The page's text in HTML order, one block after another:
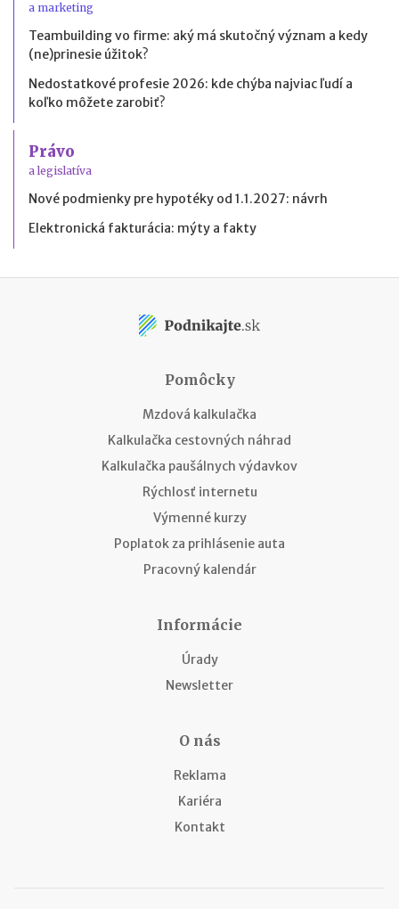
a marketing
Teambuilding vo firme: aký má skutočný význam a kedy
(ne)prinesie úžitok?
Nedostatkové profesie 2026: kde chýba najviac ľudí a
koľko môžete zarobiť?
Právo
a legislatíva
Nové podmienky pre hypotéky od 1.1.2027: návrh
Elektronická fakturácia: mýty a fakty
Pomôcky
Mzdová kalkulačka
Kalkulačka cestovných náhrad
Kalkulačka paušálnych výdavkov
Rýchlosť internetu
Výmenné kurzy
Poplatok za prihlásenie auta
Pracovný kalendár
Informácie
Úrady
Newsletter
O nás
Reklama
Kariéra
Kontakt